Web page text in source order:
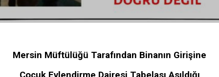
Mersin Müftülüğü Tarafından Binanın Girişine